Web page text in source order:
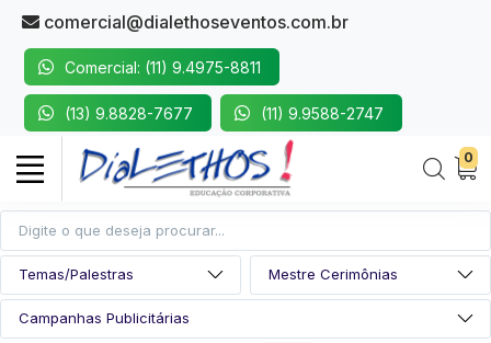
comercial@dialethoseventos.com.br
Comercial: (11) 9.4975-8811
(13) 9.8828-7677 (11) 9.9588-2747
0